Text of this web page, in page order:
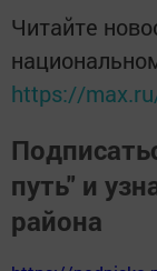
Читайте
https://
путь" и
района